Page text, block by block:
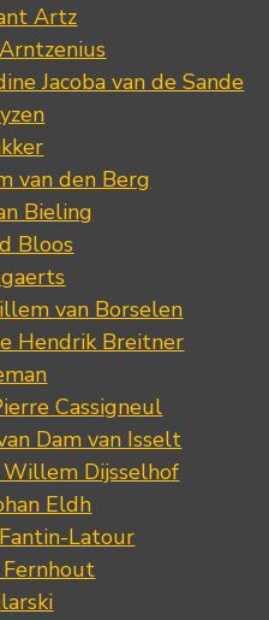
Artz
Jacoba van de Sande
van den Berg
Bieling
Bloos
van Borselen
Hendrik Breitner
Cassigneul
Dam van Isselt
Dijsselhof
Eldh
Latour